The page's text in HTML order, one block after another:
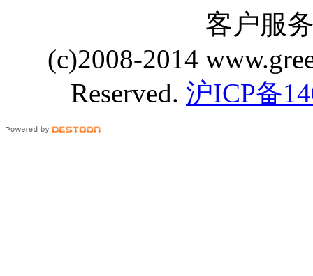
客户服
(c)2008-2014
Reserved. 沪ICP备